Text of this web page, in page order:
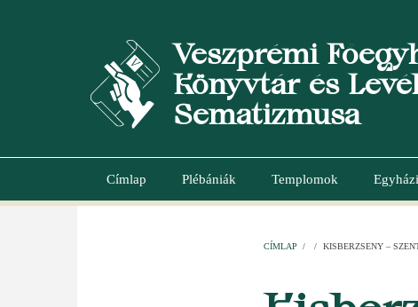
Veszprémi
Könyvtár és
Sematizmusa
Main
Címlap Plébániák Templomok
CÍMLAP / / KISBERZSENY –